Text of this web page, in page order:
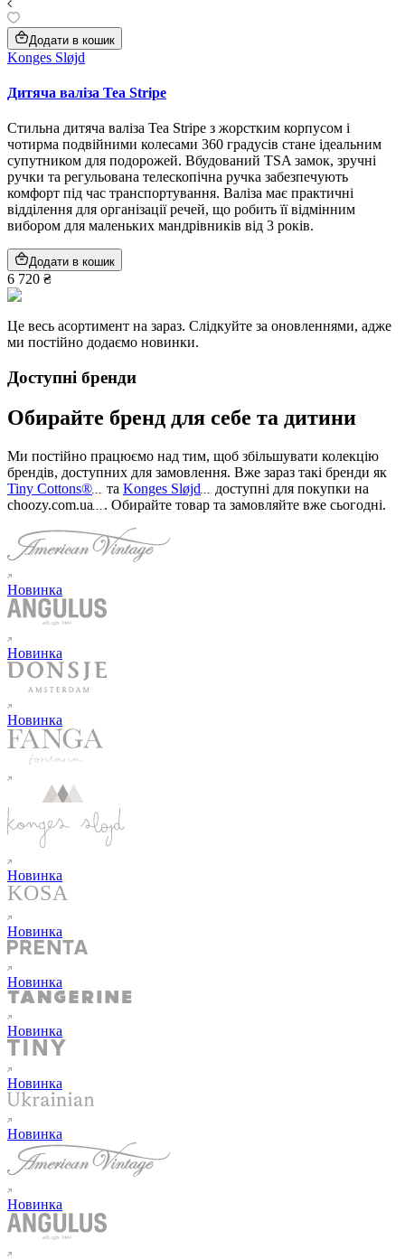
Додати в кошик
Konges Sløjd
Дитяча валіза Tea Stripe
Стильна дитяча валіза Tea Stripe з жорстким корпусом і
чотирма подвійними колесами 360 градусів стане ідеальним
супутником для подорожей. Вбудований TSA замок, зручні
ручки та регульована телескопічна ручка забезпечують
комфорт під час транспортування. Валіза має практичні
відділення для організації речей, що робить її відмінним
вибором для маленьких мандрівників від 3 років.
Додати в кошик
6 720 ₴
Це весь асортимент на зараз. Слідкуйте за оновленнями, адже
ми постійно додаємо новинки.
Доступні бренди
Обирайте бренд для себе та дитини
Ми постійно працюємо над тим, щоб збільшувати колекцію
брендів, доступних для замовлення. Вже зараз такі бренди як
Tiny Cottons®
та Konges Sløjd
доступні для покупки на
choozy.com.ua
. Обирайте товар та замовляйте вже сьогодні.
Новинка
Новинка
Новинка
Новинка
Новинка
Новинка
Новинка
Новинка
Новинка
Новинка